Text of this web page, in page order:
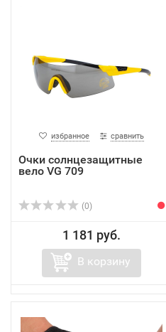
избранное сравнить
Очки солнцезащитные
вело VG 709
(0)
1 181 руб.
В корзину